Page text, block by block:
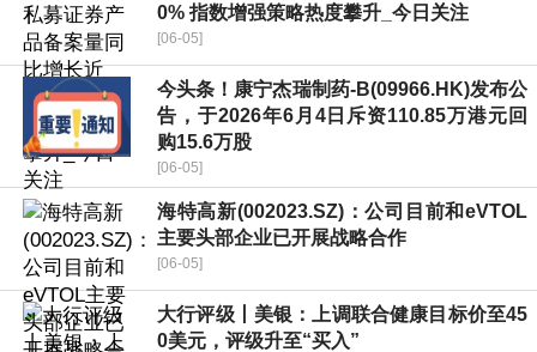
0% 指数增强策略热度攀升_今日关注
[06-05]
今头条！康宁杰瑞制药-B(09966.HK)发布公
告，于2026年6月4日斥资110.85万港元回
购15.6万股
[06-05]
海特高新(002023.SZ)：公司目前和eVTOL
主要头部企业已开展战略合作
[06-05]
大行评级丨美银：上调联合健康目标价至45
0美元，评级升至“买入”